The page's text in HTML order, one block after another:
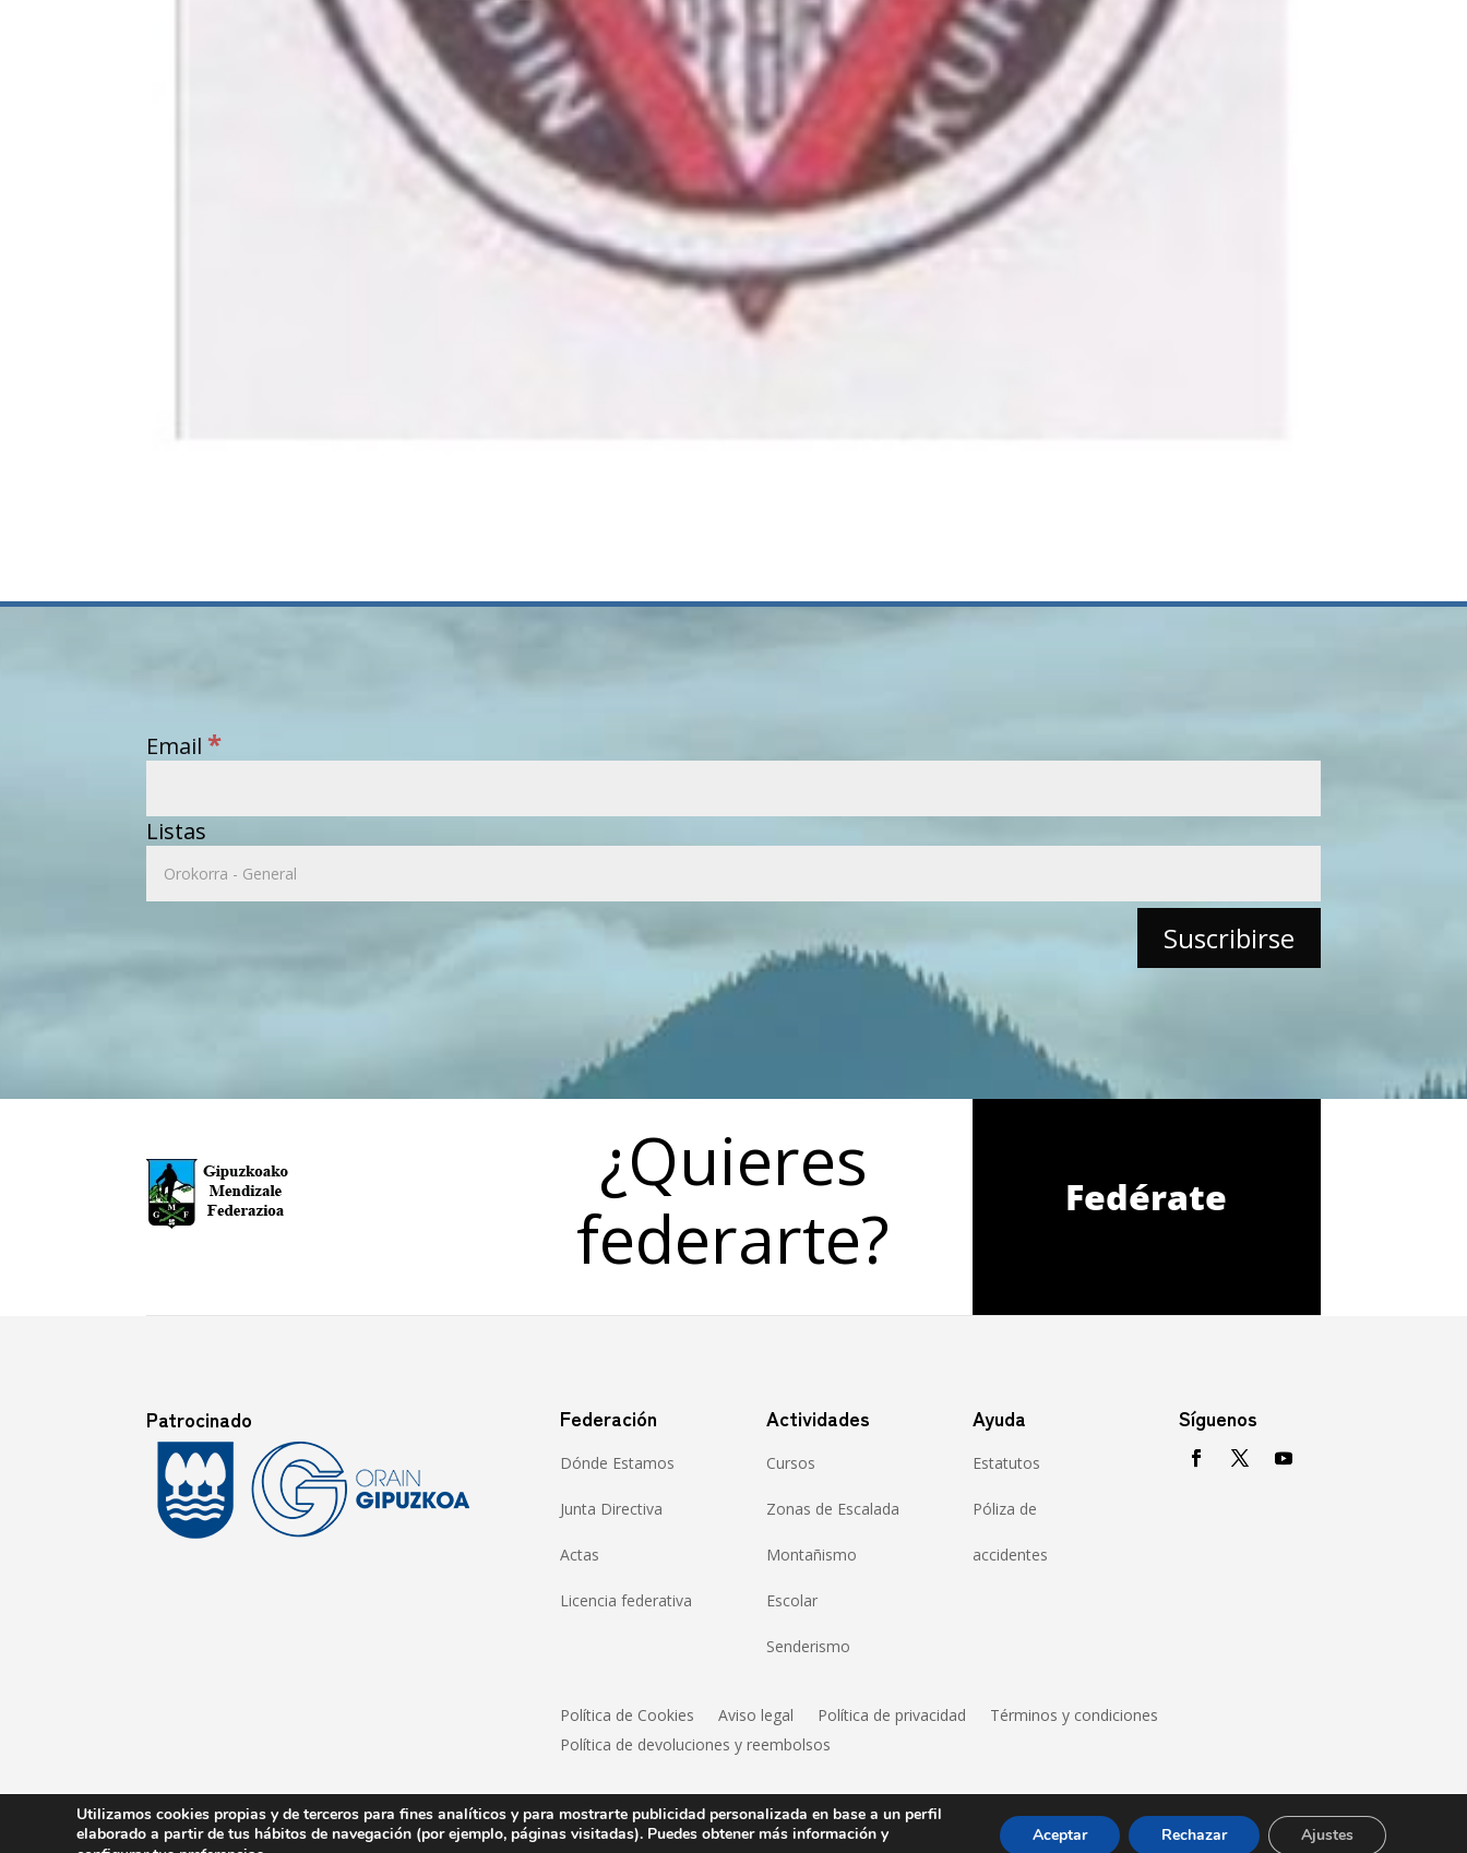
Email*
Listas
¿Quieres
federarte?
Fedérate
Patrocinado Federación
Dónde Estamos
Junta Directiva
Actas
Licencia federativa
Actividades
Cursos
Zonas de Escalada
Montañismo
Escolar
Senderismo
Ayuda
Estatutos
Póliza de
accidentes
Síguenos
Política de Cookies Aviso legal Política de privacidad
Términos y condiciones
Política de devoluciones y reembolsos
Copyright © 2021 Gipuzkoako Mendizale Federazioa
Utilizamos cookies propias y de terceros para fines analíticos y para mostrarte publicidad personalizada en base a un perfil
elaborado a partir de tus hábitos de navegación (por ejemplo, páginas visitadas). Puedes obtener más información y
Aceptar Rechazar Ajustes